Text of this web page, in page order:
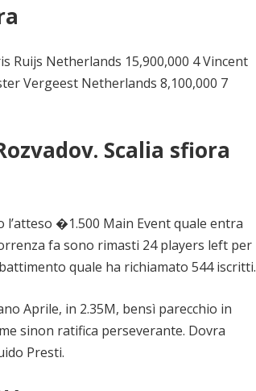
Ruijs Netherlands 15,900,000 4 Vincent
Vergeest Netherlands 8,100,000 7
Scalia sfiora
l’atteso �1.500 Main Event quale entra
fa sono rimasti 24 players left per
quale ha richiamato 544 iscritti.
Aprile, in 2.35M, bensì parecchio in
sinon ratifica perseverante. Dovra
Presti.